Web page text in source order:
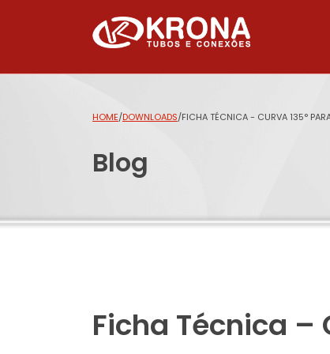
HOME/DOWNLOADS/FICHA TÉCNICA - CURVA 135°
Blog
Ficha Técnica –